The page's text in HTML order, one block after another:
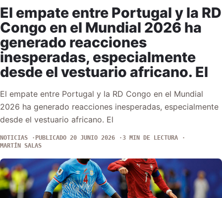
El empate entre Portugal y la RD
Congo en el Mundial 2026 ha
generado reacciones
inesperadas, especialmente
desde el vestuario africano. El
El empate entre Portugal y la RD Congo en el Mundial
2026 ha generado reacciones inesperadas, especialmente
desde el vestuario africano. El
NOTICIAS PUBLICADO 20 JUNIO 2026
3 MIN DE LECTURA
MARTÍN SALAS